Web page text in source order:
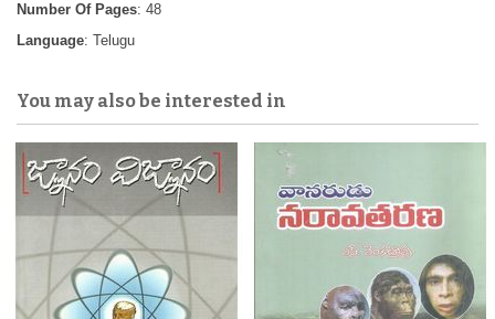
Number Of Pages: 48
Language: Telugu
You may also be interested in